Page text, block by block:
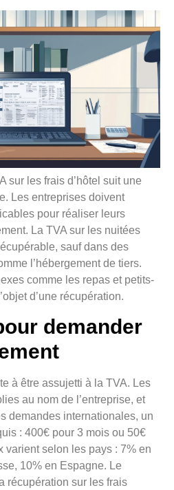
sur les frais d’hôtel suit une
Les entreprises doivent
pour réaliser leurs
La TVA sur les nuitées
sauf dans des
l’hébergement de tiers.
comme les repas et petits-
d’une récupération.
demander
à être assujetti à la TVA. Les
au nom de l’entreprise, et
demandes internationales, un
: 400€ pour 3 mois ou 50€
varient selon les pays : 7% en
10% en Espagne. Le
récupération sur les frais